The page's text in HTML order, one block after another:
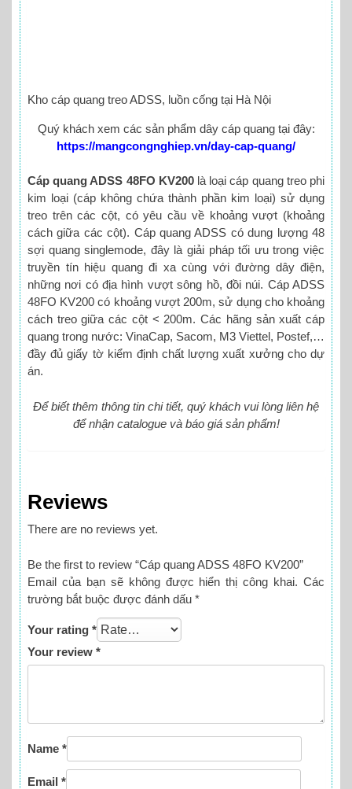
Kho cáp quang treo ADSS, luồn cống tại Hà Nội
Quý khách xem các sản phẩm dây cáp quang tại đây:
https://mangcongnghiep.vn/day-cap-quang/
Cáp quang ADSS 48FO KV200là loại cáp quang treo phi
kim loại (cáp không chứa thành phần kim loại) sử dụng
treo trên các cột, có yêu cầu về khoảng vượt (khoảng
cách giữa các cột). Cáp quang ADSS có dung lượng 48
sợi quang singlemode, đây là giải pháp tối ưu trong việc
truyền tín hiệu quang đi xa cùng với đường dây điện,
những nơi có địa hình vượt sông hồ, đồi núi. Cáp ADSS
48FO KV200 có khoảng vượt 200m, sử dụng cho khoảng
cách treo giữa các cột < 200m. Các hãng sản xuất cáp
quang trong nước: VinaCap, Sacom, M3 Viettel, Postef,…
đầy đủ giấy tờ kiểm định chất lượng xuất xưởng cho dự
án.
Để biết thêm thông tin chi tiết, quý khách vui lòng liên hệ
để nhận catalogue và báo giá sản phẩm!
Reviews
There are no reviews yet.
Be the first to review “Cáp quang ADSS 48FO KV200”
Email của bạn sẽ không được hiển thị công khai. Các
trường bắt buộc được đánh dấu *
Your rating *
Your review *
Name *
Email *